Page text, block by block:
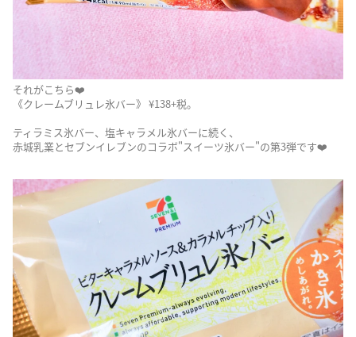
それがこちら❤️
《クレームブリュレ氷バー》 ¥138+税。
ティラミス氷バー、塩キャラメル氷バーに続く、
赤城乳業とセブンイレブンのコラボ"スイーツ氷バー"の第3弾です❤️